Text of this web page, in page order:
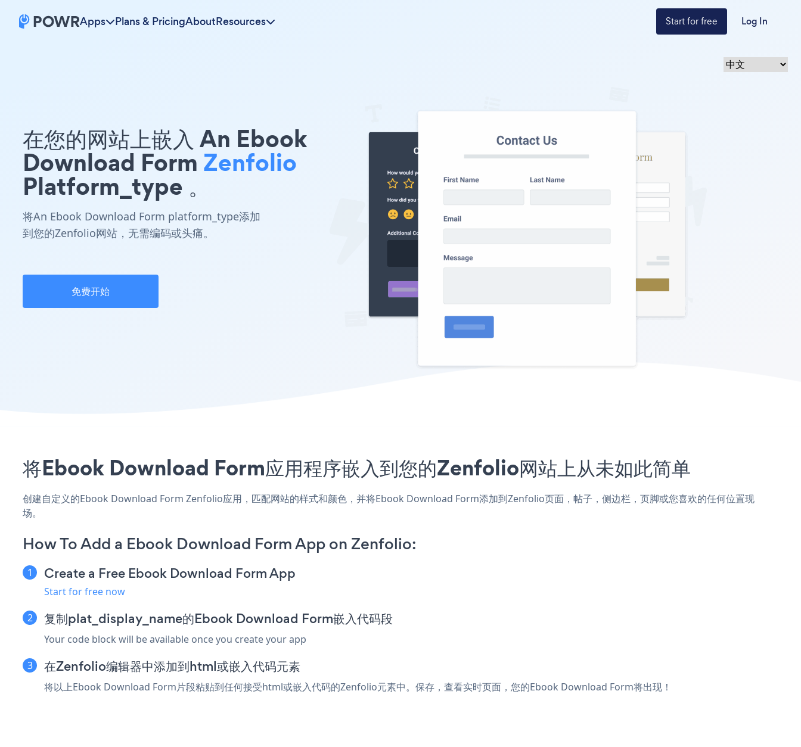
Apps Plans & PricingAboutResources Start for free Log In
在您的网站上嵌入 An Ebook
Download Form Zenfolio
Platform_type 。
将An Ebook Download Form platform_type添加
到您的Zenfolio网站，无需编码或头痛。
免费开始
将Ebook Download Form应用程序嵌入到您的Zenfolio网站上从未如此简单
创建自定义的Ebook Download Form Zenfolio应用，匹配网站的样式和颜色，并将Ebook Download Form添加到Zenfolio页面，帖子，侧边栏，页脚或您喜欢的任何位置现
场。
How To Add a Ebook Download Form App on Zenfolio:
Create a Free Ebook Download Form App
Start for free now
复制plat_display_name的Ebook Download Form嵌入代码段
Your code block will be available once you create your app
在Zenfolio编辑器中添加到html或嵌入代码元素
将以上Ebook Download Form片段粘贴到任何接受html或嵌入代码的Zenfolio元素中。保存，查看实时页面，您的Ebook Download Form将出现！